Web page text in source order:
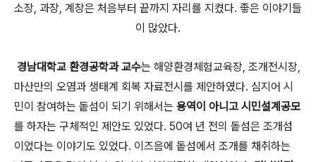
소장, 과장, 계장은 처음부터 끝까지 자리를 지켰다. 좋은 이야기들
이 많았다.
경남대학교 환경공학과 교수는 해양환경체험교육장, 조개전시장,
마산만의 오염과 생태계 회복 자료전시를 제안하였다. 심지어 시
민이 참여하는 돝섬이 되기 위해서는 용역이 아니고 시민설계공모
를 하자는 구체적인 제안도 있었다. 50여 년 전의 돝섬은 조개섬
이었다는 이야기도 있었다. 이즈음에 돝섬에서 조개를 채취하는